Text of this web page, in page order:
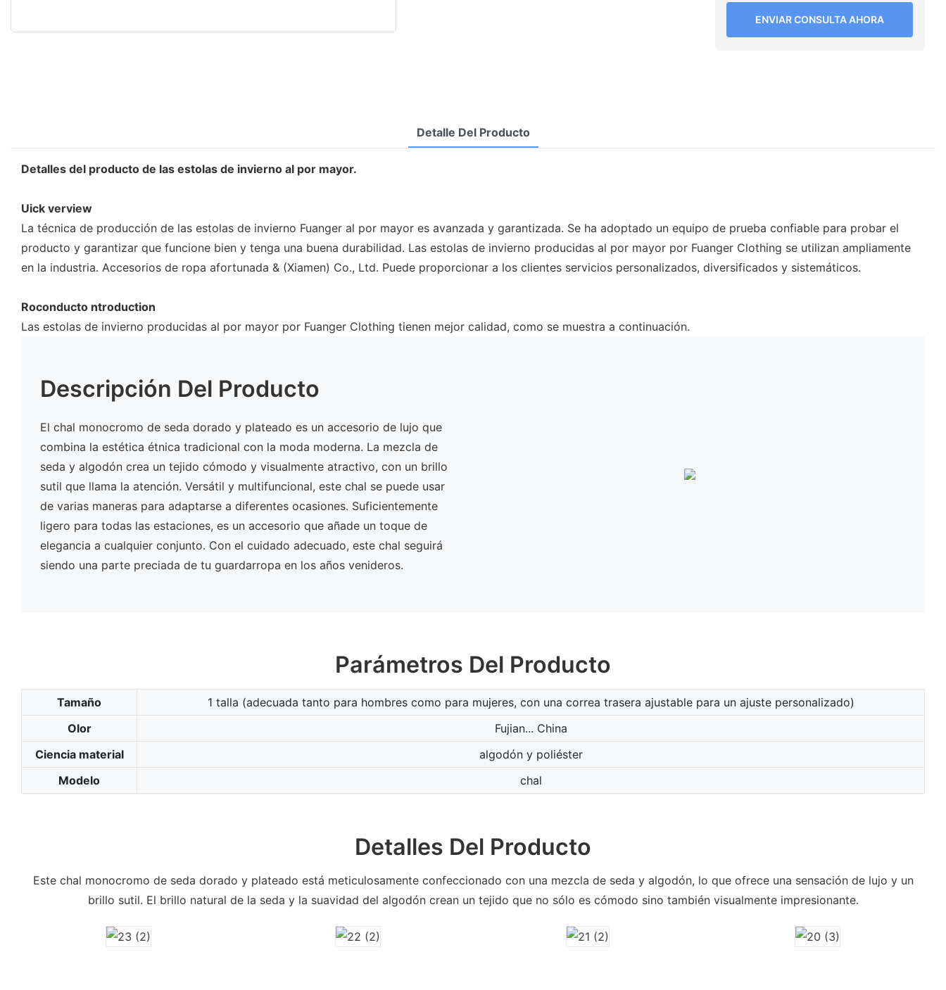
ENVIAR CONSULTA AHORA
Detalle Del Producto
Detalles del producto de las estolas de invierno al por mayor.
Uick verview
La técnica de producción de las estolas de invierno Fuanger al por mayor es avanzada y garantizada. Se ha adoptado un equipo de prueba confiable para probar el
producto y garantizar que funcione bien y tenga una buena durabilidad. Las estolas de invierno producidas al por mayor por Fuanger Clothing se utilizan ampliamente
en la industria. Accesorios de ropa afortunada & (Xiamen) Co., Ltd. Puede proporcionar a los clientes servicios personalizados, diversificados y sistemáticos.
Roconducto ntroduction
Las estolas de invierno producidas al por mayor por Fuanger Clothing tienen mejor calidad, como se muestra a continuación.
Descripción Del Producto
El chal monocromo de seda dorado y plateado es un accesorio de lujo que
combina la estética étnica tradicional con la moda moderna. La mezcla de
seda y algodón crea un tejido cómodo y visualmente atractivo, con un brillo
sutil que llama la atención. Versátil y multifuncional, este chal se puede usar
de varias maneras para adaptarse a diferentes ocasiones. Suficientemente
ligero para todas las estaciones, es un accesorio que añade un toque de
elegancia a cualquier conjunto. Con el cuidado adecuado, este chal seguirá
siendo una parte preciada de tu guardarropa en los años venideros.
Parámetros Del Producto
Tamaño
1 talla (adecuada tanto para hombres como para mujeres, con una correa trasera ajustable para un ajuste personalizado)
Olor
Fujian... China
Ciencia material
algodón y poliéster
Modelo
chal
Detalles Del Producto
Este chal monocromo de seda dorado y plateado está meticulosamente confeccionado con una mezcla de seda y algodón, lo que ofrece una sensación de lujo y un
brillo sutil. El brillo natural de la seda y la suavidad del algodón crean un tejido que no sólo es cómodo sino también visualmente impresionante.